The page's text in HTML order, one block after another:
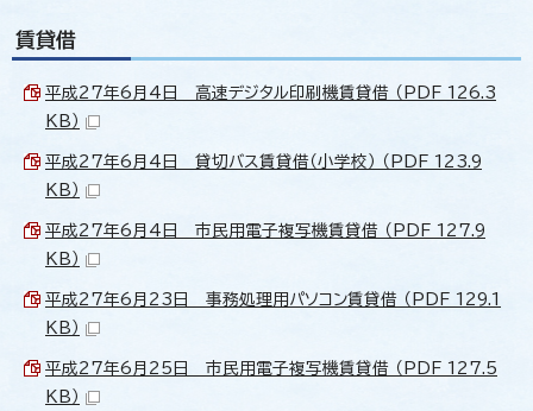
賃貸借
平成27年6月4日 高速デジタル印刷機賃貸借 （PDF 126.3
KB）
平成27年6月4日 貸切バス賃貸借（小学校） （PDF 123.9
KB）
平成27年6月4日 市民用電子複写機賃貸借 （PDF 127.9
KB）
平成27年6月23日 事務処理用パソコン賃貸借 （PDF 129.1
KB）
平成27年6月25日 市民用電子複写機賃貸借 （PDF 127.5
KB）